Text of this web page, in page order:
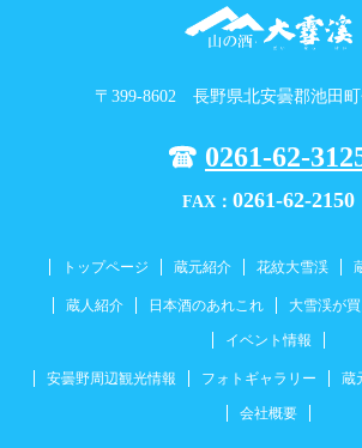
〒399-8602 長野県北安曇郡池田町
0261-62-
FAX： 0261-62-2150
トップページ 蔵元紹介 花紋大雪渓
蔵人紹介 日本酒のあれこれ 大雪渓が
イベント情報
安曇野周辺観光情報 フォトギャラリー 蔵
会社概要